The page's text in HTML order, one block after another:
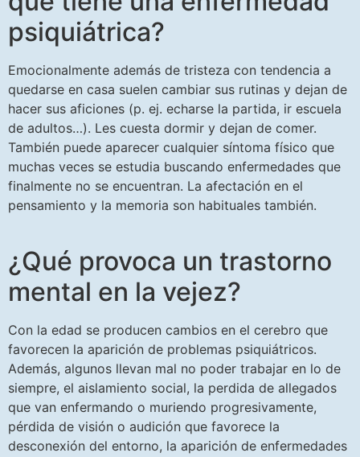
psiquiátrica?
Emocionalmente además de tristeza con tendencia a
quedarse en casa suelen cambiar sus rutinas y dejan de
hacer sus aficiones (p. ej. echarse la partida, ir escuela
de adultos…). Les cuesta dormir y dejan de comer.
También puede aparecer cualquier síntoma físico que
muchas veces se estudia buscando enfermedades que
finalmente no se encuentran. La afectación en el
pensamiento y la memoria son habituales también.
¿Qué provoca un trastorno
mental en la vejez?
Con la edad se producen cambios en el cerebro que
favorecen la aparición de problemas psiquiátricos.
Además, algunos llevan mal no poder trabajar en lo de
siempre, el aislamiento social, la perdida de allegados
que van enfermando o muriendo progresivamente,
pérdida de visión o audición que favorece la
desconexión del entorno, la aparición de enfermedades